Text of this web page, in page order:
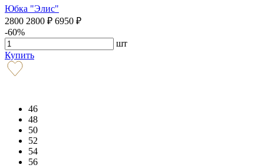
Юбка "Элис"
2800 2800 ₽ 6950 ₽
-60%
шт
Купить
46
48
50
52
54
56